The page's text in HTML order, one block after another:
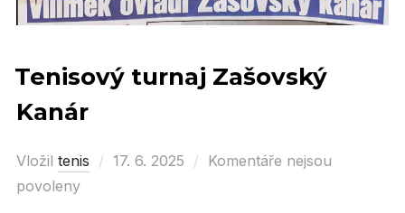
Tenisový turnaj Zašovský
Kanár
Vložil tenis
Posted
17. 6. 2025
Komentáře nejsou
povoleny